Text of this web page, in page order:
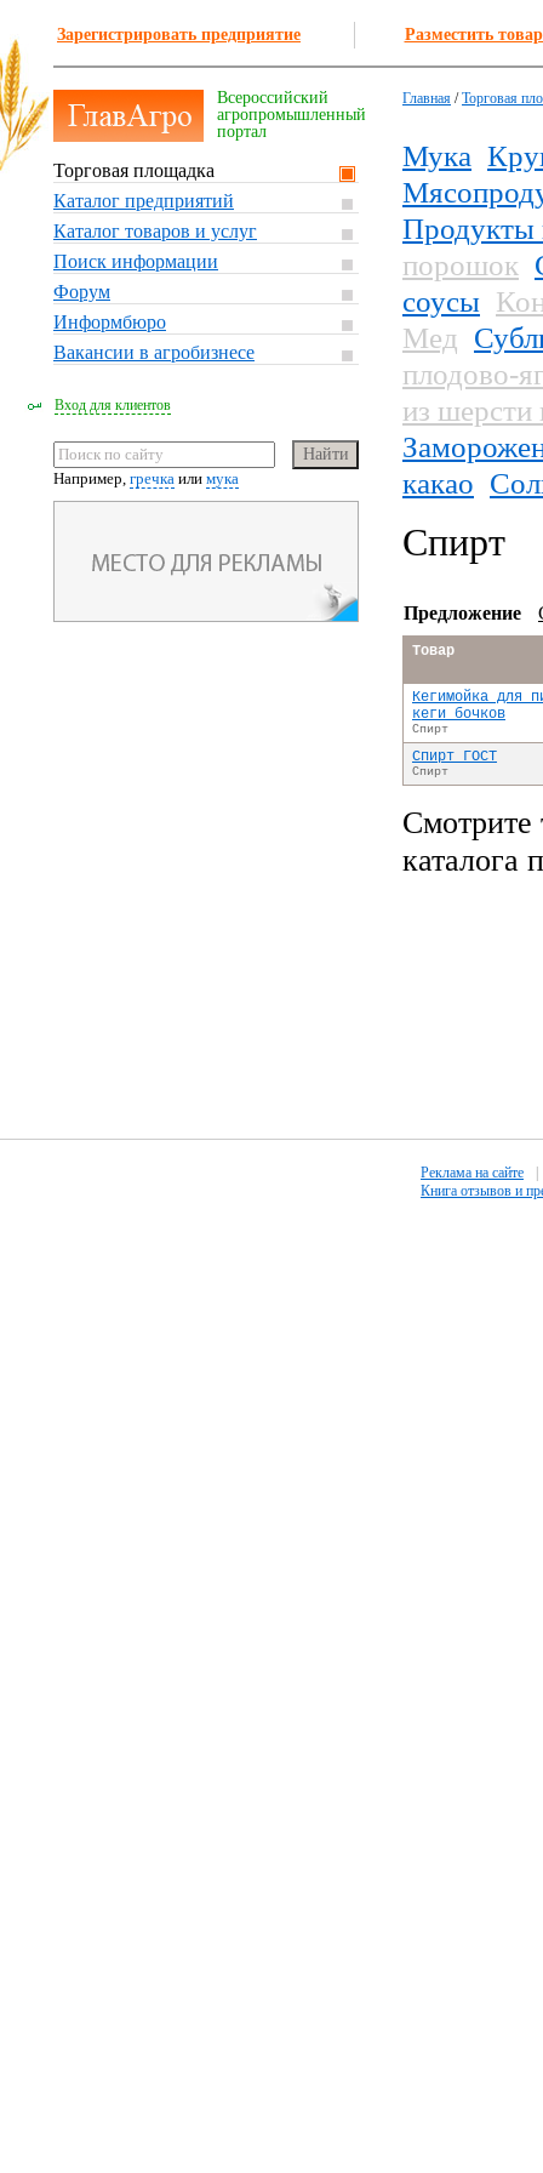
Зарегистрировать предприятие Разместить
Всероссийский
агропромышленный
портал
Торговая площадка
Каталог предприятий
Каталог товаров и услуг
Поиск информации
Форум
Информбюро
Вакансии в агробизнесе
Вход для клиентов
Например, гречка или мука
Главная /Торговая
Мука
Продукты
порошок
соусы
Мед
плодово-
из
какао
Спирт
Предложение
Товар
Кегимойка для
кеги бочков
Спирт
Спирт ГОСТ
Спирт
Смотрите
каталога
Реклама на сайте
Книга отзывов и